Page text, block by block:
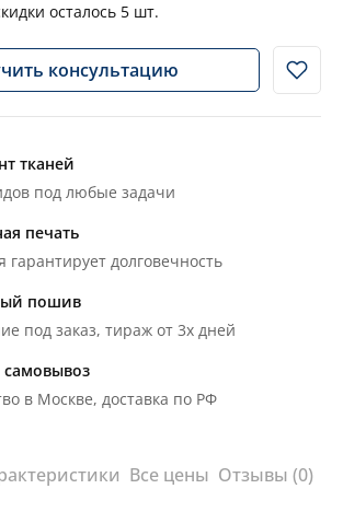
осталось 5 шт.
консультацию
тканей
под любые задачи
печать
гарантирует долговечность
пошив
под заказ, тираж от 3х дней
самовывоз
в Москве, доставка по РФ
Все цены Отзывы (0)